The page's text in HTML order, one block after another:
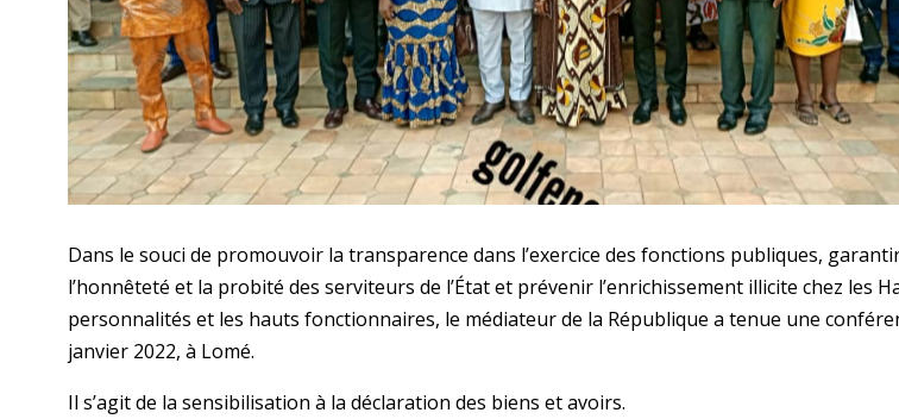
Dans le souci de promouvoir la transparence dans l’exercice des fonctions publiques,
l’honnêteté et la probité des serviteurs de l’État et prévenir l’enrichissement illicite chez les
personnalités et les hauts fonctionnaires, le médiateur de la République a tenue une
janvier 2022, à Lomé.
Il s’agit de la sensibilisation à la déclaration des biens et avoirs.